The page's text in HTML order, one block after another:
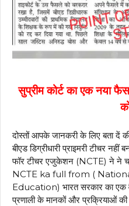
सुप्रीम कोर्ट का एक नया
दोस्तों आपके जानकरी के लिए बता दें
बीएड डिग्रीधारी प्राइमरी टीचर
फॉर टीचर एजुकेशन (NCTE) ने ने
NCTE ka full from (
Education) भारत सरकार का एक
प्रणाली के मानकों और प्रक्रियाओं